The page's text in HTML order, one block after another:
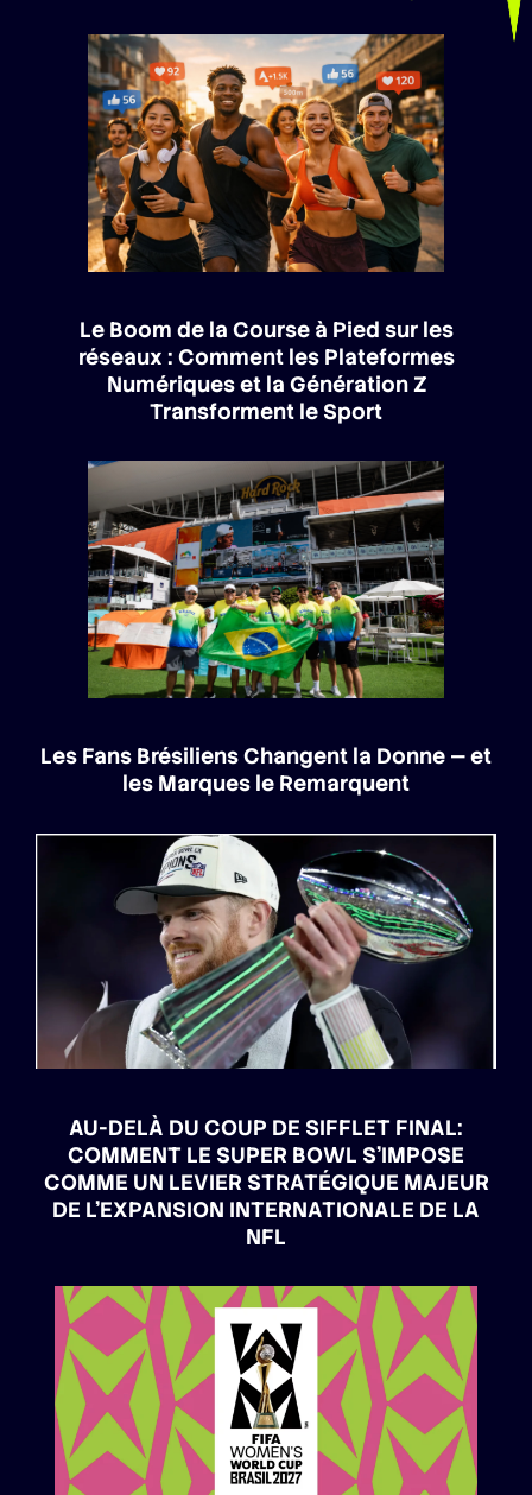
Le Boom de la Course à Pied sur les
réseaux : Comment les Plateformes
Numériques et la Génération Z
Transforment le Sport
Les Fans Brésiliens Changent la Donne — et
les Marques le Remarquent
AU-DELÀ DU COUP DE SIFFLET FINAL:
COMMENT LE SUPER BOWL S’IMPOSE
COMME UN LEVIER STRATÉGIQUE MAJEUR
DE L’EXPANSION INTERNATIONALE DE LA
NFL